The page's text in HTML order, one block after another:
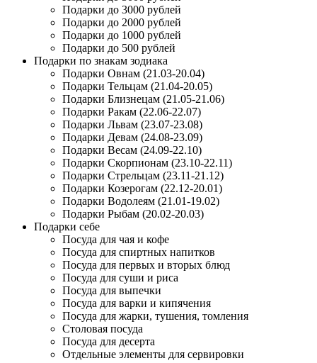
Подарки до 3000 рублей
Подарки до 2000 рублей
Подарки до 1000 рублей
Подарки до 500 рублей
Подарки по знакам зодиака
Подарки Овнам (21.03-20.04)
Подарки Тельцам (21.04-20.05)
Подарки Близнецам (21.05-21.06)
Подарки Ракам (22.06-22.07)
Подарки Львам (23.07-23.08)
Подарки Девам (24.08-23.09)
Подарки Весам (24.09-22.10)
Подарки Скорпионам (23.10-22.11)
Подарки Стрельцам (23.11-21.12)
Подарки Козерогам (22.12-20.01)
Подарки Водолеям (21.01-19.02)
Подарки Рыбам (20.02-20.03)
Подарки себе
Посуда для чая и кофе
Посуда для спиртных напитков
Посуда для первых и вторых блюд
Посуда для суши и риса
Посуда для выпечки
Посуда для варки и кипячения
Посуда для жарки, тушения, томления
Столовая посуда
Посуда для десерта
Отдельные элементы для сервировки